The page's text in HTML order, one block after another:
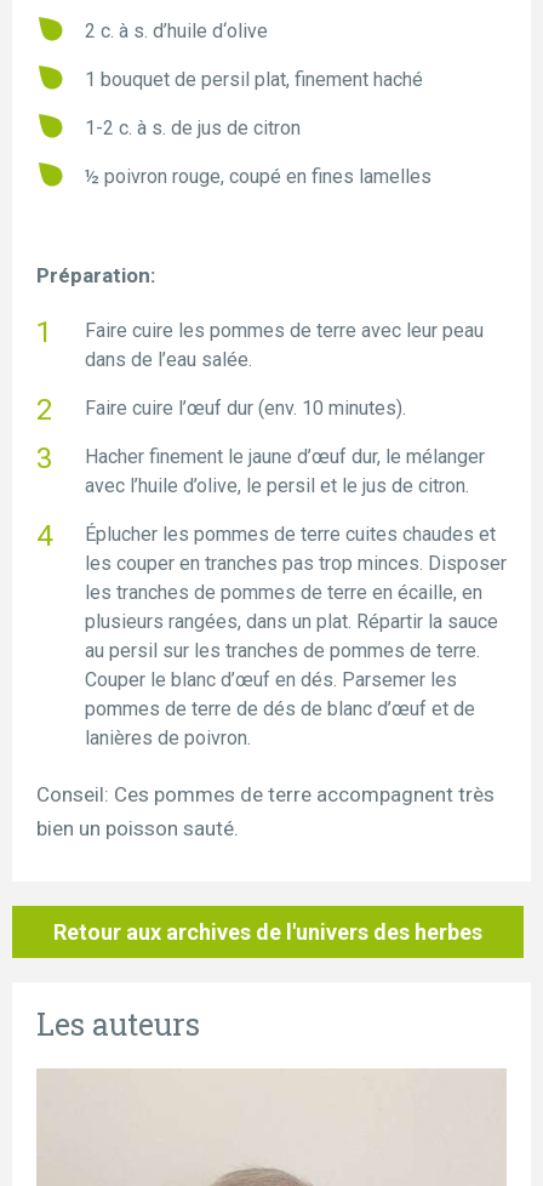
2 c. à s. d’huile d‘olive
1 bouquet de persil plat, finement haché
1-2 c. à s. de jus de citron
½ poivron rouge, coupé en fines lamelles
Préparation:
Faire cuire les pommes de terre avec leur peau
dans de l’eau salée.
Faire cuire l’œuf dur (env. 10 minutes).
Hacher finement le jaune d’œuf dur, le mélanger
avec l’huile d’olive, le persil et le jus de citron.
Éplucher les pommes de terre cuites chaudes et
les couper en tranches pas trop minces. Disposer
les tranches de pommes de terre en écaille, en
plusieurs rangées, dans un plat. Répartir la sauce
au persil sur les tranches de pommes de terre.
Couper le blanc d’œuf en dés. Parsemer les
pommes de terre de dés de blanc d’œuf et de
lanières de poivron.
Conseil: Ces pommes de terre accompagnent très
bien un poisson sauté.
Retour aux archives de l'univers des herbes
Les auteurs